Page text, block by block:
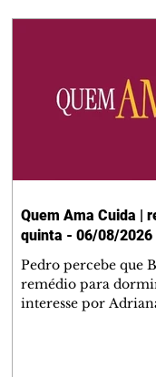
Quem Ama Cuida |
quinta - 06/08/2026
Pedro percebe que
remédio para
interesse por